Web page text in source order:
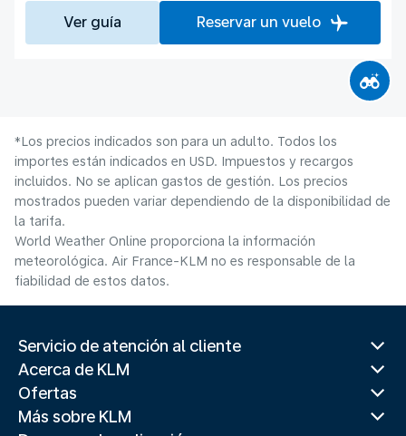
Ver guía Reservar un vuelo
*Los precios indicados son para un adulto. Todos los
importes están indicados en USD. Impuestos y recargos
incluidos. No se aplican gastos de gestión. Los precios
mostrados pueden variar dependiendo de la disponibilidad de
la tarifa.
World Weather Online proporciona la información
meteorológica. Air France-KLM no es responsable de la
fiabilidad de estos datos.
Servicio de atención al cliente
Acerca de KLM
Ofertas
Más sobre KLM